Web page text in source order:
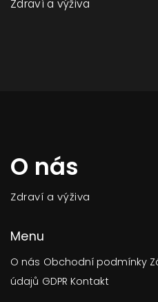
Zdraví a výživa
O nás
Zdraví a výživa
Menu
O nás Obchodní podmínky
údajů GDPR Kontakt